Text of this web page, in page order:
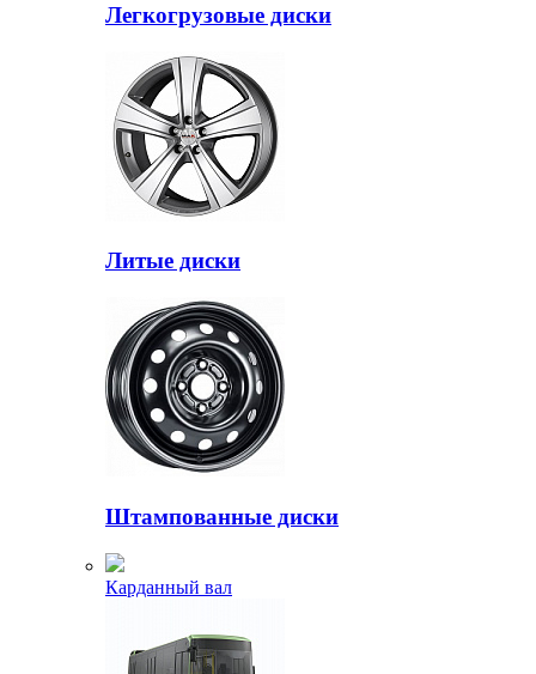
Легкогрузовые диски
Литые диски
Штампованные диски
Карданный вал